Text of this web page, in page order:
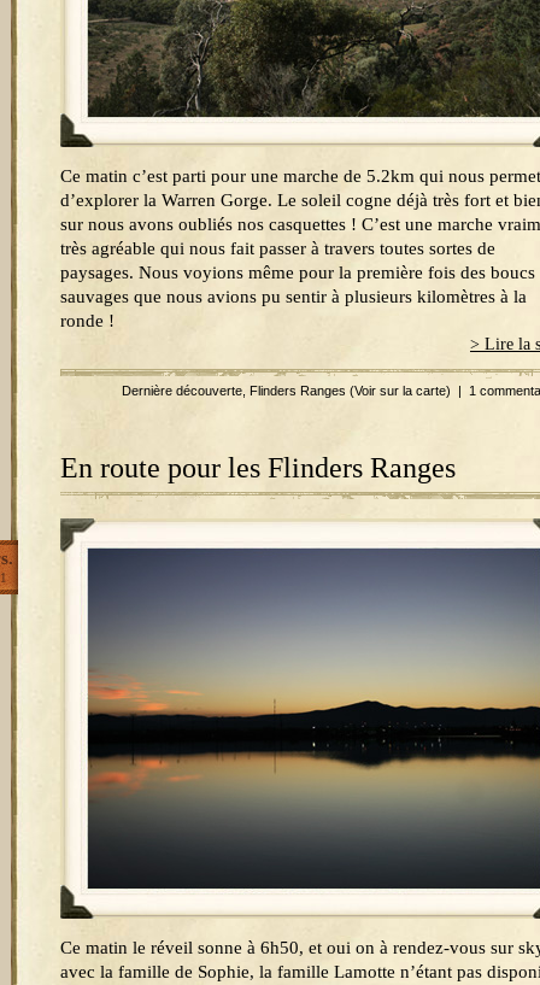
Ce matin c’est parti pour une marche de 5.2km qui nous
d’explorer la Warren Gorge. Le soleil cogne déjà très fort et
sur nous avons oubliés nos casquettes ! C’est une marche
très agréable qui nous fait passer à travers toutes sortes de
paysages. Nous voyions même pour la première fois des boucs
sauvages que nous avions pu sentir à plusieurs kilomètres à la
ronde !
> Lire la
Dernière découverte Flinders Ranges (Voir sur la carte) | 1
En route pour les Flinders Ranges
Ce matin le réveil sonne à 6h50, et oui on à rendez-vous sur
avec la famille de Sophie, la famille Lamotte n’étant pas